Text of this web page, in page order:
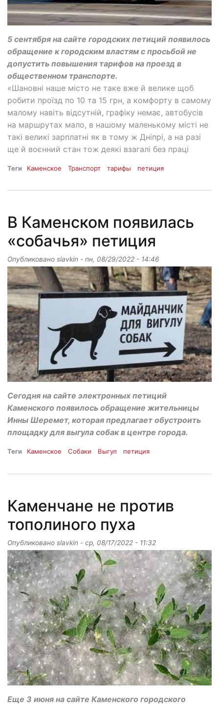
5 сентября на сайте городских петиций появилось
обращение к городским властям с просьбой не
допустить повышения тарифов на проезд в
общественном транспорте.
«Шановні наше місто не таке вже й велике щоб
робити проїзд по 10 та 15 грн, а комфорту в самому
малому навіть відсутній, графіку немає, автобусів
на маршрутах мало, в нашому маленькому місті не
такі великі зарплатні як в тому ж Дніпрі, а на разі
ще й воєнний стан тож деякі взагалі без праці
Теги Каменское Транспорт тарифы петиция
В Каменском появилась
«собачья» петиция
Опубликовано slavkin - пн, 08/29/2022 - 14:46
Сегодня на сайте электронных петиций
Каменского появилось обращение жительницы
Инны Шеремет, которая предлагает обустроить
площадку для выгула собак в центре города.
Теги Каменское Собаки Выгул петиция
Каменчане не против
тополиного пуха
Опубликовано slavkin - ср, 08/17/2022 - 11:32
Еще 3 июня на сайте Каменского городского